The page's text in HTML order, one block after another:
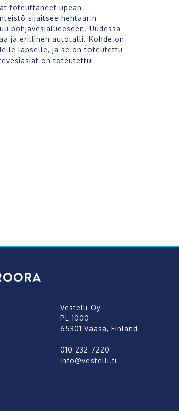
toteuttaneet upean
sijaitsee hehtaarin
pohjavesialueeseen. Uudessa
ja erillinen autotalli. Kohde on
lapselle, ja se ontoteutettu
on toteutettu
Vestelli Oy
PL 1000
65301 Vaasa, Finland
010 232 7220
info@vestelli.fi